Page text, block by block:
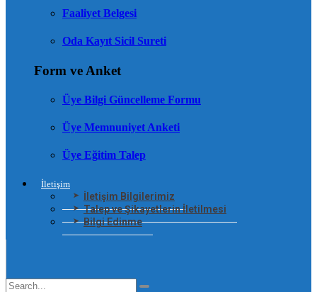
Faaliyet Belgesi
Oda Kayıt Sicil Sureti
Form ve Anket
Üye Bilgi Güncelleme Formu
Üye Memnuniyet Anketi
Üye Eğitim Talep
İletişim
İletişim Bilgilerimiz
Talep ve Şikayetlerin İletilmesi
Bilgi Edinme